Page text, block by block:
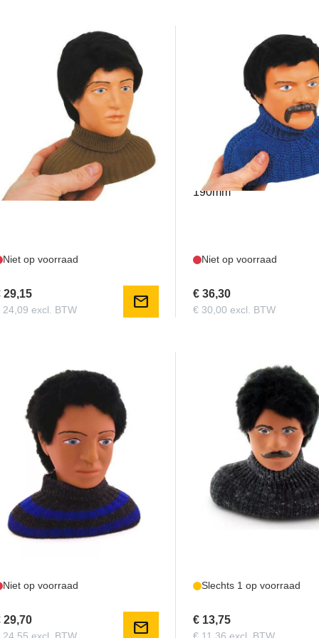
Piloot Zdenda 1:3
Niet op voorraad
29,15
24,09 excl. BTW mail
TOPM0311127
Topmodel Piloot Vladimir
190mm
Niet op voorraad
€ 36,30
€ 30,00 excl. BTW
Piloot Michal 1:3.5
Niet op voorraad
29,70 mail
TOPM0311133
Topmodel Piloot Max 1:5
Slechts 1 op voorraad
€ 13,75